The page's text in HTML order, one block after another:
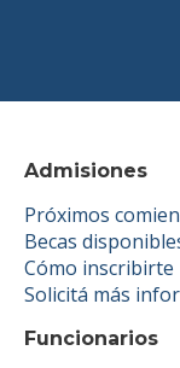
Admisiones
Próximos
Becas
Cómo inscribirte
Solicitá más
Funcionarios